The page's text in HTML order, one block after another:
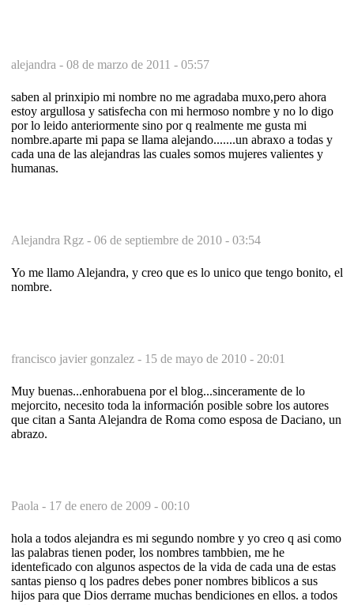
alejandra - 08 de marzo de 2011 - 05:57
saben al prinxipio mi nombre no me agradaba muxo,pero ahora
estoy argullosa y satisfecha con mi hermoso nombre y no lo digo
por lo leido anteriormente sino por q realmente me gusta mi
nombre.aparte mi papa se llama alejando.......un abraxo a todas y
cada una de las alejandras las cuales somos mujeres valientes y
humanas.
Alejandra Rgz - 06 de septiembre de 2010 - 03:54
Yo me llamo Alejandra, y creo que es lo unico que tengo bonito, el
nombre.
francisco javier gonzalez - 15 de mayo de 2010 - 20:01
Muy buenas...enhorabuena por el blog...sinceramente de lo
mejorcito, necesito toda la información posible sobre los autores
que citan a Santa Alejandra de Roma como esposa de Daciano, un
abrazo.
Paola - 17 de enero de 2009 - 00:10
hola a todos alejandra es mi segundo nombre y yo creo q asi como
las palabras tienen poder, los nombres tambbien, me he
identeficado con algunos aspectos de la vida de cada una de estas
santas pienso q los padres debes poner nombres biblicos a sus
hijos para que Dios derrame muchas bendiciones en ellos. a todos